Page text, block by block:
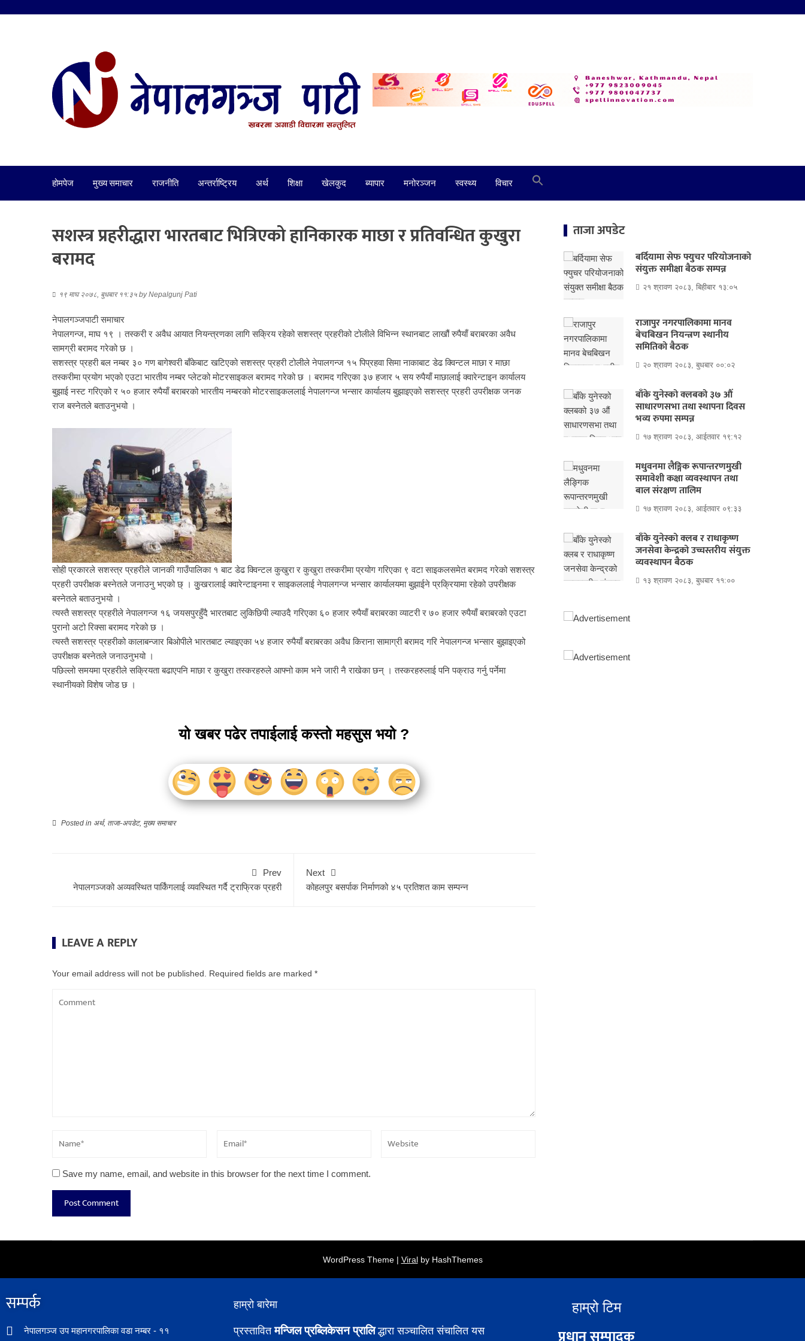
होमपेज मुख्य समाचार राजनीति अन्तर्राष्ट्रिय अर्थ शिक्षा खेलकुद ब्यापार मनोरञ्जन स्वस्थ्य विचार
सशस्त्र प्रहरीद्धारा भारतबाट भित्रिएको हानिकारक माछा र प्रतिवन्धित कुखुरा
बरामद
१९ माघ २०७८, बुधबार ११:३५ byNepalgunj Pati
नेपालगञ्जपाटी समाचार
नेपालगन्ज, माघ १९ । तस्करी र अवैध आयात नियन्त्रणका लागि सक्रिय रहेको सशस्त्र प्रहरीको टोलीले विभिन्न स्थानबाट लाखौं रुपैयाँ बराबरका अवैध
सामग्री बरामद गरेको छ ।
सशस्त्र प्रहरी बल नम्बर ३० गण बागेश्वरी बाँकेबाट खटिएको सशस्त्र प्रहरी टोलीले नेपालगन्ज १५ पिप्रहवा सिमा नाकाबाट डेढ क्विन्टल माछा र माछा
तस्करीमा प्रयोग भएको एउटा भारतीय नम्बर प्लेटको मोटरसाइकल बरामद गरेको छ । बरामद गरिएका ३७ हजार ५ सय रुपैयाँ माछालाई क्वारेन्टाइन कार्यालय
बुझाई नस्ट गरिएको र ५० हजार रुपैयाँ बराबरको भारतीय नम्बरको मोटरसाइकललाई नेपालगन्ज भन्सार कार्यालय बुझाइएको सशस्त्र प्रहरी उपरीक्षक जनक
राज बस्नेतले बताउनुभयो ।
सोही प्रकारले सशस्त्र प्रहरीले जानकी गाउँपालिका १ बाट डेढ क्विन्टल कुखुरा र कुखुरा तस्करीमा प्रयोग गरिएका ९ वटा साइकलसमेत बरामद गरेको सशस्त्र
प्रहरी उपरीक्षक बस्नेतले जनाउनु भएको छ् । कुुखरालाई क्वारेन्टाइनमा र साइकललाई नेपालगन्ज भन्सार कार्यालयमा बुझाईने प्रक्रियामा रहेको उपरीक्षक
बस्नेतले बताउनुभयो ।
त्यस्तै सशस्त्र प्रहरीले नेपालगन्ज १६ जयसपुरहुँदै भारतबाट लुकिछिपी ल्याउदै गरिएका ६० हजार रुपैयाँ बराबरका व्याटरी र ७० हजार रुपैयाँ बराबरको एउटा
पुरानो अटो रिक्सा बरामद गरेको छ ।
त्यस्तै सशस्त्र प्रहरीको कालाबन्जार बिओपीले भारतबाट ल्याइएका ५४ हजार रुपैयाँ बराबरका अवैध किराना सामाग्री बरामद गरि नेपालगन्ज भन्सार बुझाइएको
उपरीक्षक बस्नेतले जनाउनुभयो ।
पछिल्लो समयमा प्रहरीले सक्रियता बढाएपनि माछा र कुखुरा तस्करहरुले आफ्नो काम भने जारी नै राखेका छन् । तस्करहरुलाई पनि पक्राउ गर्नु पर्नेमा
स्थानीयको विशेष जोड छ ।
यो खबर पढेर तपाईलाई कस्तो महसुस भयो ?
Posted in अर्थ, ताजा-अपडेट, मुख्य समाचार
Prev
नेपालगञ्जको अव्यवस्थित पार्किंगलाई व्यवस्थित गर्दै ट्राफ्रिक प्रहरी
Next
कोहलपुर बसर्पाक निर्माणको ४५ प्रतिशत काम सम्पन्न
LEAVE A REPLY
Your email address will not be published. Required fields are marked *
Save my name, email, and website in this browser for the next time I comment.
ताजा अपडेट
बर्दियामा सेफ फ्युचर परियोजनाको
संयुक्त समीक्षा बैठक सम्पन्न
२१ श्रावण २०८३, बिहीबार १३:०५
राजापुर नगरपालिकामा मानव
बेचबिखन नियन्त्रण स्थानीय
समितिको बैठक
२० श्रावण २०८३, बुधबार ००:०२
बाँके युनेस्को क्लबको ३७ औं
साधारणसभा तथा स्थापना दिवस
भव्य रुपमा सम्पन्न
१७ श्रावण २०८३, आईतवार १९:१२
मधुवनमा लैङ्गिक रूपान्तरणमुखी
समावेशी कक्षा व्यवस्थापन तथा
बाल संरक्षण तालिम
१७ श्रावण २०८३, आईतवार ०९:३३
बाँके युनेस्को क्लब र राधाकृष्ण
जनसेवा केन्द्रको उच्चस्तरीय संयुक्त
व्यवस्थापन बैठक
१३ श्रावण २०८३, बुधबार ११:००
WordPress Theme | Viralby HashThemes
सम्पर्क​
नेपालगञ्ज उप महानगरपालिका वडा नम्बर - ११
हाम्रो बारेमा
प्रस्तावितमन्जिल प्रब्लिकेसन प्रालिद्धारा सञ्चालित संचालित यस
हाम्रो टिम